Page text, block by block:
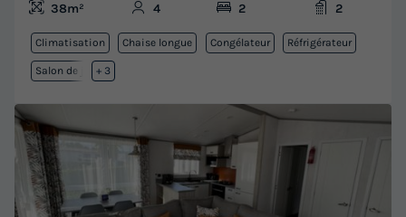
38m² 4 2 2
Climatisation Chaise longue Congélateur Réfrigérateur
Salon de jardin
+ 3